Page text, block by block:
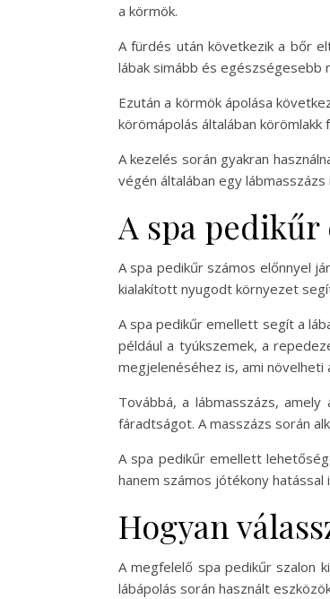
a körmök.
A fürdés után következik a bőr
lábak simább és egészségesebb
Ezután a körmök ápolása
körömápolás általában
A kezelés során gyakran
végén általában egy
A spa
A spa pedikűr számos előnnyel
kialakított nyugodt környezet
A spa pedikűr emellett segít a
például a tyúkszemek, a
megjelenéséhez is, ami növelheti
Továbbá, a lábmasszázs,
fáradtságot. A masszázs során
A spa pedikűr emellett
hanem számos jótékony
Hogyan
A megfelelő spa pedikűr szalon
lábápolás során használt